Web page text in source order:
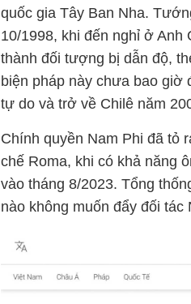
quốc gia Tây Ban Nha.
10/1998, khi đến nghỉ ở
thành đối tượng bị dẫn độ,
biện pháp này chưa bao
tự do và trở về Chilê năm
Chính quyền Nam Phi đã tỏ
chế Roma, khi có khả năng
vào tháng 8/2023. Tổng
nào không muốn đẩy đối